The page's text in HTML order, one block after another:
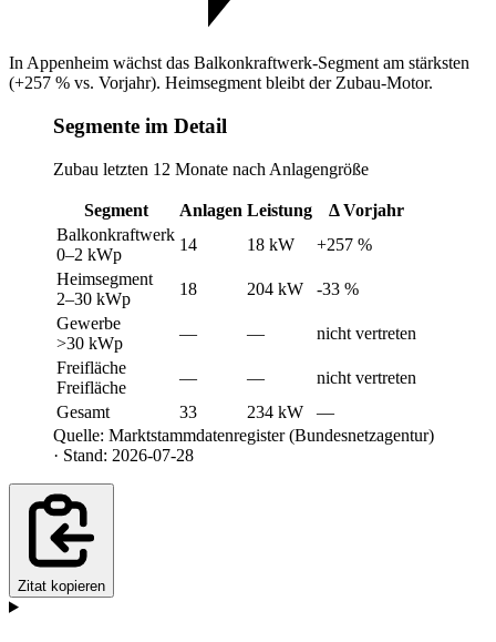
In Appenheim wächst das Balkonkraftwerk-Segment am stärksten
(+257 % vs. Vorjahr). Heimsegment bleibt der Zubau-Motor.
Segmente im Detail
Zubau letzten 12 Monate nach Anlagengröße
Segment Anlagen Leistung
Δ Vorjahr
Balkonkraftwerk
0–2 kWp
14 18 kW
+257 %
Heimsegment
2–30 kWp
18 204 kW
-33 %
Gewerbe
>30 kWp
— —
nicht vertreten
Freifläche
Freifläche
— —
nicht vertreten
Gesamt
33 234 kW
—
Quelle: Marktstammdatenregister (Bundesnetzagentur)
· Stand: 2026-07-28
Zitat kopieren